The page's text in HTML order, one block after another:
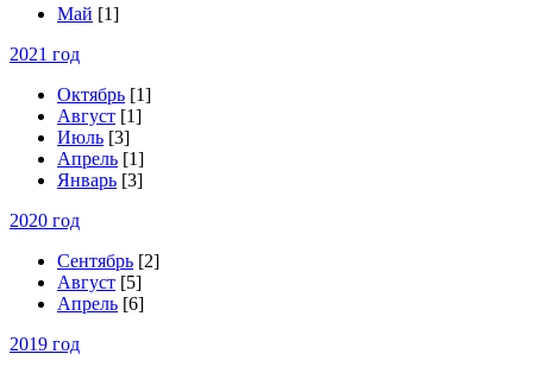
Май [1]
2021 год
Октябрь [1]
Август [1]
Июль [3]
Апрель [1]
Январь [3]
2020 год
Сентябрь [2]
Август [5]
Апрель [6]
2019 год